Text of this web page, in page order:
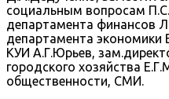
социальным вопросам
департамента финансов
департамента экономики
КУИ А.Г.Юрьев,
городского хозяйства
общественности, СМИ.